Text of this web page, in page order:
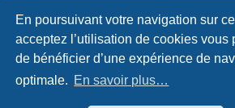
En poursuivant votre navigation sur
acceptez l’utilisation de cookies vous
de bénéficier d’une expérience de
optimale. En savoir plus…
Accueil du forum
®